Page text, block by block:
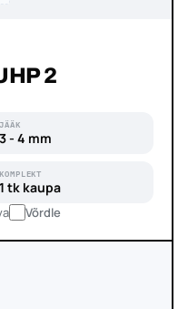
2
JÄÄK
3 - 4 mm
KOMPLEKT
1 tk kaupa
Võrdle